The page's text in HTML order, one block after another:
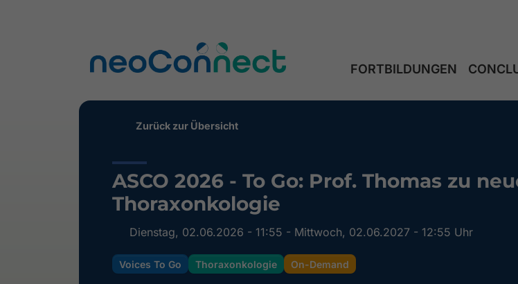
FORTBILDUNGEN
Zurück zur Übersicht
ASCO 2026 - To Go: Prof. Thomas zu
Thoraxonkologie
Dienstag, 02.06.2026 - 11:55 - Mittwoch, 02.06.2027 - 12:55 Uhr
Voices To Go Thoraxonkologie On-Demand